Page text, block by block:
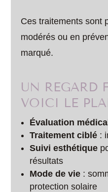
Ces traitements sont
modérés ou en
marqué.
UN REGARD
VOICI LE
Évaluation
Traitement ciblé :
Suivi esthétique
résultats
Mode de vie :
protection solaire